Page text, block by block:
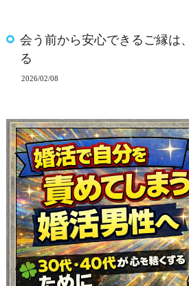
会う前から安心できるご縁は
る
2026/02/08